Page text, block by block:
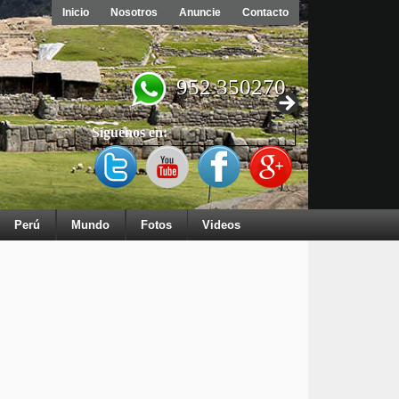
Inicio Nosotros Anuncie Contacto
952 350270
Síguenos en:
Perú Mundo Fotos Videos